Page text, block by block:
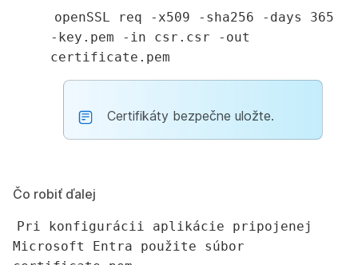
openSSL req -x509 -sha256 -days 365
-key.pem -in csr.csr -out
certificate.pem
Certifikáty bezpečne uložte.
Čo robiť ďalej
Pri konfigurácii aplikácie pripojenej
Microsoft Entra použite súbor